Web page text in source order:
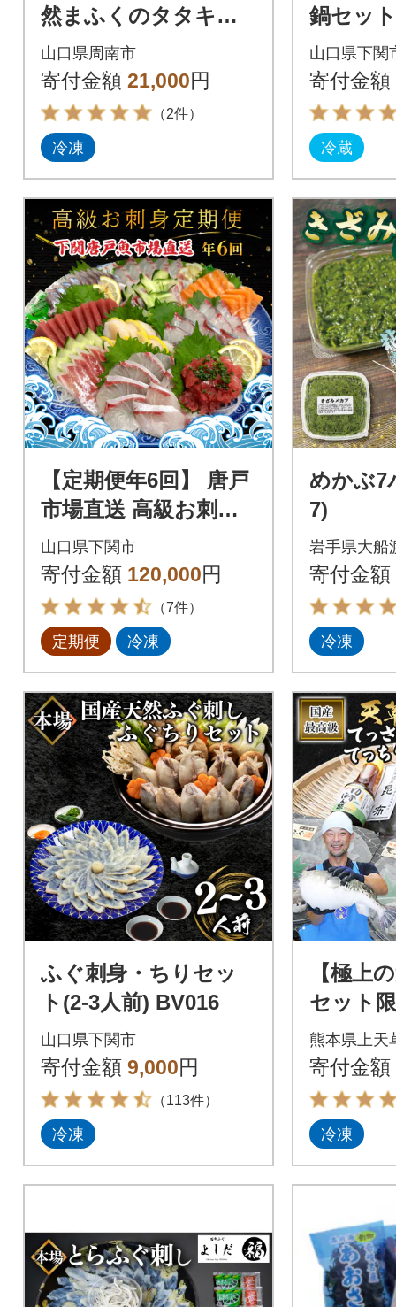
然まふくのタタキ刺
しの食べ比べセットS
山口県周南市
寄付金額 21,000円
（2件）
冷凍
鍋セッ
蔵 ふぐ
P013
山口県下関
寄付金額
冷蔵
【定期便年6回】 唐戸
市場直送 高級お刺身
各2人前 隔月発送 冷凍
真空 鮮魚 EY020-x
山口県下関市
寄付金額 120,000円
（7件）
定期便 冷凍
めかぶ7
7)
岩手県大船
寄付金額
冷凍
ふぐ刺身・ちりセッ
ト(2-3人前) BV016
山口県下関市
寄付金額 9,000円
（113件）
冷凍
【極上
セット
ふぐて
り満腹
熊本県上天
寄付金額
冷凍